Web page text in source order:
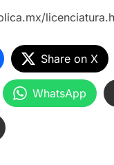
Share on X
WhatsApp